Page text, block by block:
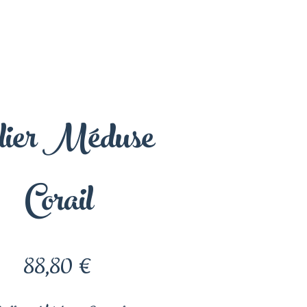
Méduse
Corail
88,80 €Prix